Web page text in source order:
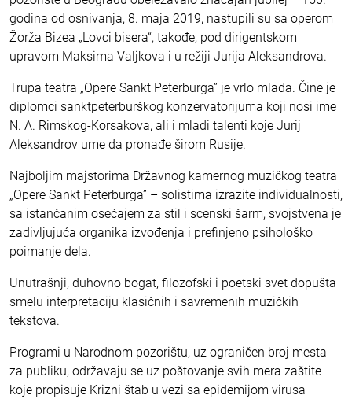
godina od osnivanja, 8. maja 2019, nastupili su sa operom
Žorža Bizea „Lovci bisera“, takođe, pod dirigentskom
upravom Maksima Valjkova i u režiji Jurija Aleksandrova.
Trupa teatra „Opere Sankt Peterburga” je vrlo mlada. Čine je
diplomci sanktpeterburškog konzervatorijuma koji nosi ime
N. A. Rimskog-Korsakova, ali i mladi talenti koje Jurij
Aleksandrov ume da pronađe širom Rusije.
Najboljim majstorima Državnog kamernog muzičkog teatra
„Opere Sankt Peterburga” – solistima izrazite individualnosti,
sa istančanim osećajem za stil i scenski šarm, svojstvena je
zadivljujuća organika izvođenja i prefinjeno psihološko
poimanje dela.
Unutrašnji, duhovno bogat, filozofski i poetski svet dopušta
smelu interpretaciju klasičnih i savremenih muzičkih
tekstova.
Programi u Narodnom pozorištu, uz ograničen broj mesta
za publiku, održavaju se uz poštovanje svih mera zaštite
koje propisuje Krizni štab u vezi sa epidemijom virusa